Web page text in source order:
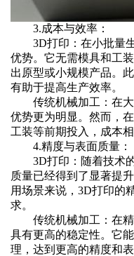
‌3.成本与效率‌：
‌3D打印‌：在小批量生
优势。它无需模具和工
出原型或小规模产品。
有助于提高生产效率。
传统机械加工‌：在大
优势更为明显。然而，
工装等前期投入，成本相
‌4.精度与表面质量‌：
‌3D打印‌：随着技术的
质量已经得到了显著提
用场景来说，3D打印的
求。
传统机械加工‌：在精
具有更高的稳定性。它
理，达到更高的精度和表